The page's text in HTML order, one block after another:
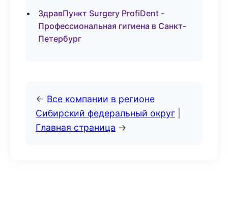
ЗдравПункт Surgery ProfiDent -
Профессиональная гигиена в Санкт-
Петербург
← Все компании в регионе
Сибирский федеральный округ
Главная страница →